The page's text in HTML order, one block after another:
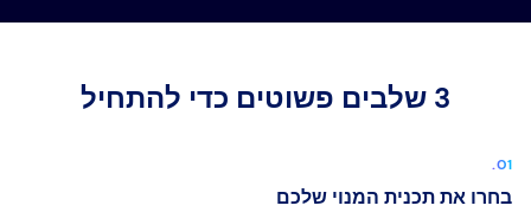
3 שלבים פשוטים כדי להתחיל
בחרו את תכנית המנוי שלכם